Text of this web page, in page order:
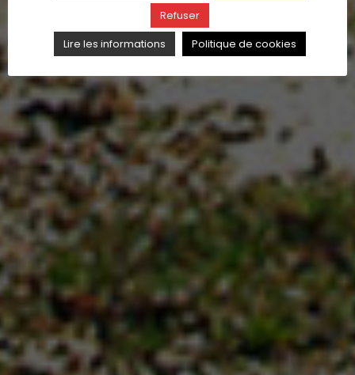
Refuser
Lire les informations
Politique de cookies